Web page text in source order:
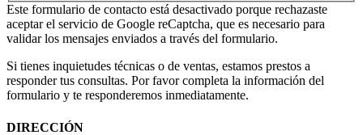
Este formulario de contacto está desactivado porque rechazaste
aceptar el servicio de Google reCaptcha, que es necesario para
validar los mensajes enviados a través del formulario.
Si tienes inquietudes técnicas o de ventas, estamos prestos a
responder tus consultas. Por favor completa la información del
formulario y te responderemos inmediatamente.
DIRECCIÓN